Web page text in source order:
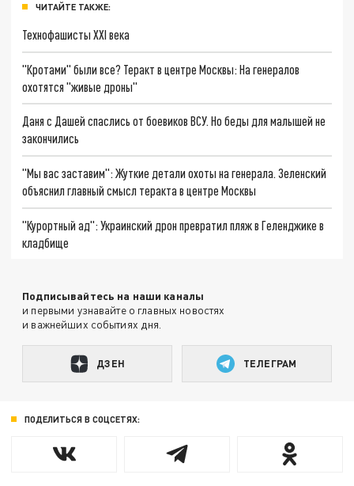
ЧИТАЙТЕ ТАКЖЕ:
Технофашисты XXI века
"Кротами" были все? Теракт в центре Москвы: На генералов
охотятся "живые дроны"
Даня с Дашей спаслись от боевиков ВСУ. Но беды для малышей не
закончились
"Мы вас заставим": Жуткие детали охоты на генерала. Зеленский
объяснил главный смысл теракта в центре Москвы
"Курортный ад": Украинский дрон превратил пляж в Геленджике в
кладбище
Подписывайтесь на наши каналы
и первыми узнавайте о главных новостях
и важнейших событиях дня.
ДЗЕН ТЕЛЕГРАМ
ПОДЕЛИТЬСЯ В СОЦСЕТЯХ: